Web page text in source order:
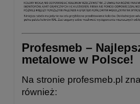
Profesmeb –
metalowe w Polsce!
Na stronie profesmeb.pl
również: